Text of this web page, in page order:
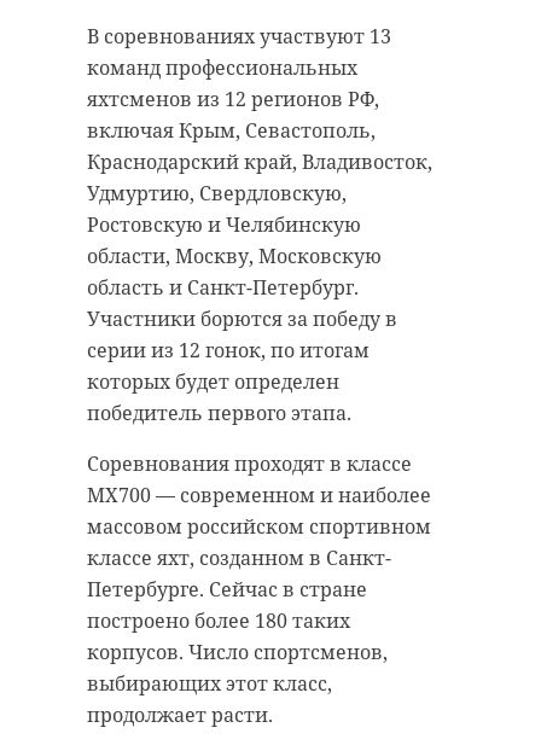
В соревнованиях участвуют 13
команд профессиональных
яхтсменов из 12 регионов РФ,
включая Крым, Севастополь,
Краснодарский край, Владивосток,
Удмуртию, Свердловскую,
Ростовскую и Челябинскую
области, Москву, Московскую
область и Санкт-Петербург.
Участники борются за победу в
серии из 12 гонок, по итогам
которых будет определен
победитель первого этапа.
Соревнования проходят в классе
MX700 — современном и наиболее
массовом российском спортивном
классе яхт, созданном в Санкт-
Петербурге. Сейчас в стране
построено более 180 таких
корпусов. Число спортсменов,
выбирающих этот класс,
продолжает расти.
Николай Юрьевич Павленко
родился 27 февраля 1992 года в
Бокситогорске. Он учился в
Борской средней школе, а затем
проходил срочную службу в
Вооруженных силах РФ.
Ленинградец служил в Волгограде
в мотострелковых войсках.
После армии Николай Павленко
работал в организациях и на
предприятиях Бокситогорского
района. Он также женился и
воспитывал дочь. В зону СВО
мужчина отправился
добровольцем, подписав контракт
в августе 2023 года.
Николай Юрьевич доблестно нес
службу и всегда оставался верным
присяге. Он героически погиб при
выполнении боевых задач.
Соболезнования родным и
педагогики и советники по
воспитанию из разных районов
региона.
Во время семинара педагоги
обсудили современные подходы к
работе с детьми с особыми
образовательными
потребностями. Участники
рассмотрели вопросы
ученического самоуправления,
развития волонтерских проектов,
интеграции школьных
"Хранители истории", а также
поделились опытом работы с
"Движением Первых".
Практическая часть включала
открытые занятия для гостей
семинара. Педагоги показали
уроки ритмики, логопедические
занятия, занятия с